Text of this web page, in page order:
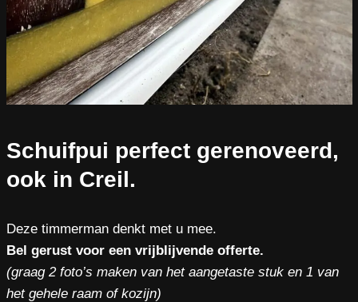
Schuifpui perfect gerenoveerd,
ook in Creil.
Deze timmerman denkt met u mee.
Bel gerust voor een vrijblijvende offerte.
(graag 2 foto’s maken van het aangetaste stuk en 1 van
het gehele raam of kozijn)